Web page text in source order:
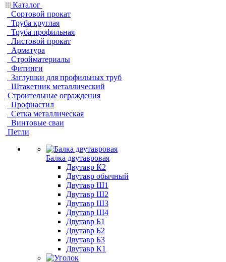
Каталог
Сортовой прокат
Труба круглая
Труба профильная
Листовой прокат
Арматура
Стройматериалы
Фитинги
Заглушки для профильных труб
Штакетник металлический
Строительные ограждения
Профнастил
Сетка металлическая
Винтовые сваи
Петли
Балка двутавровая
Двутавр К2
Двутавр обычный
Двутавр Ш1
Двутавр Ш2
Двутавр Ш3
Двутавр Ш4
Двутавр Б1
Двутавр Б2
Двутавр Б3
Двутавр К1